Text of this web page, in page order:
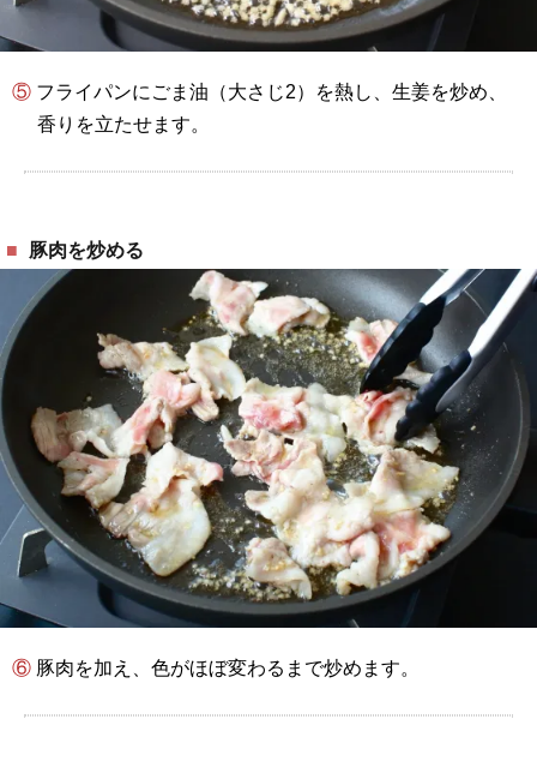
⑤ フライパンにごま油（大さじ2）を熱し、生姜を炒め、
香りを立たせます。
豚肉を炒める
⑥ 豚肉を加え、色がほぼ変わるまで炒めます。